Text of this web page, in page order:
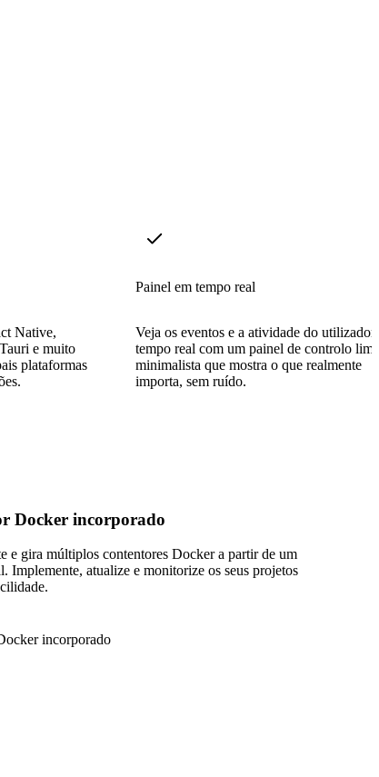
Native,
e muito
plataformas
Painel em tempo real
Veja os eventos e a atividade do utilizador
tempo real com um painel de controlo
minimalista que mostra o que realmente
importa, sem ruído.
Docker incorporado
e gira múltiplos contentores Docker a partir de um
Implemente, atualize e monitorize os seus projetos